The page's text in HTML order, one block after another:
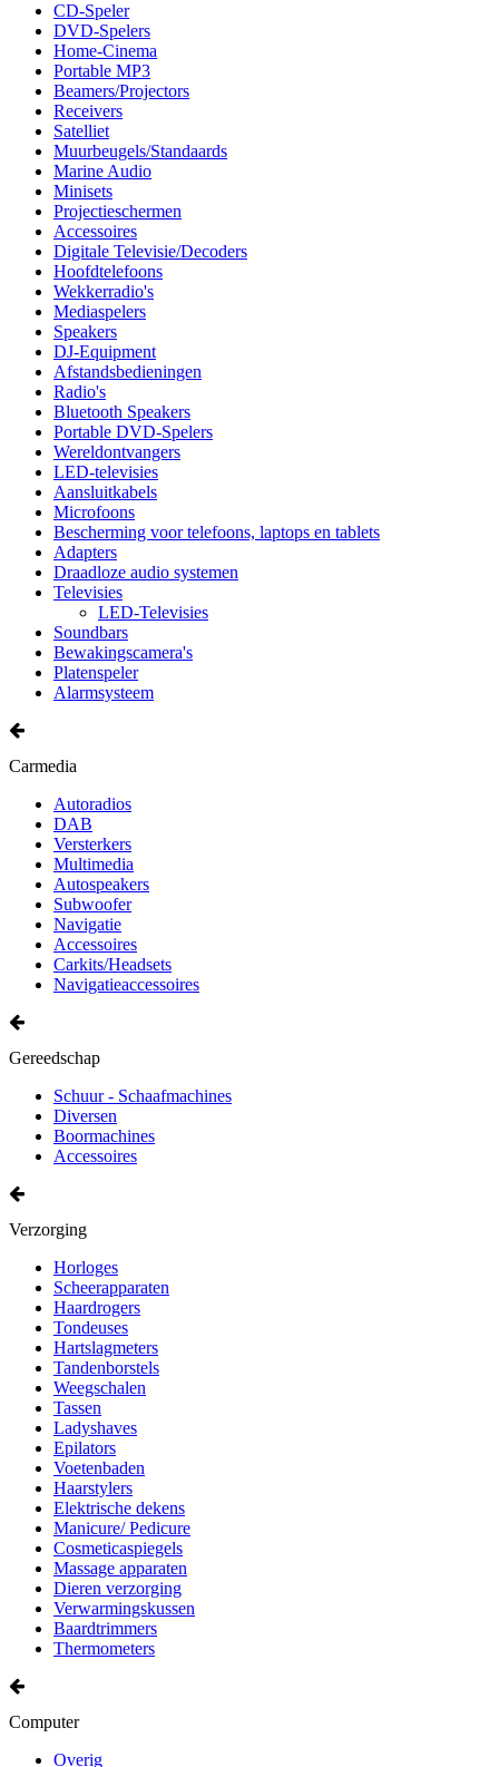
CD-Speler
DVD-Spelers
Home-Cinema
Portable MP3
Beamers/Projectors
Receivers
Satelliet
Muurbeugels/Standaards
Marine Audio
Minisets
Projectieschermen
Accessoires
Digitale Televisie/Decoders
Hoofdtelefoons
Wekkerradio's
Mediaspelers
Speakers
DJ-Equipment
Afstandsbedieningen
Radio's
Bluetooth Speakers
Portable DVD-Spelers
Wereldontvangers
LED-televisies
Aansluitkabels
Microfoons
Bescherming voor telefoons, laptops en tablets
Adapters
Draadloze audio systemen
Televisies
LED-Televisies
Soundbars
Bewakingscamera's
Platenspeler
Alarmsysteem
Carmedia
Autoradios
DAB
Versterkers
Multimedia
Autospeakers
Subwoofer
Navigatie
Accessoires
Carkits/Headsets
Navigatieaccessoires
Gereedschap
Schuur - Schaafmachines
Diversen
Boormachines
Accessoires
Verzorging
Horloges
Scheerapparaten
Haardrogers
Tondeuses
Hartslagmeters
Tandenborstels
Weegschalen
Tassen
Ladyshaves
Epilators
Voetenbaden
Haarstylers
Elektrische dekens
Manicure/ Pedicure
Cosmeticaspiegels
Massage apparaten
Dieren verzorging
Verwarmingskussen
Baardtrimmers
Thermometers
Computer
Overig